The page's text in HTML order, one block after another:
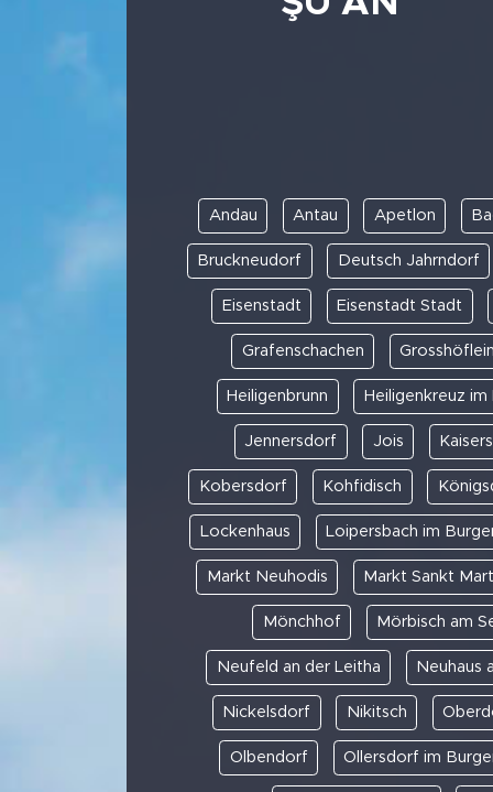
Andau Antau Apetlon
Bruckneudorf Deutsch Jahrndorf
Eisenstadt Eisenstadt Stadt
Grafenschachen
Heiligenbrunn Heiligenkreuz
Jennersdorf Jois
Kobersdorf Kohfidisch
Lockenhaus Loipersbach im
Markt Neuhodis Markt Sankt
Mönchhof Mörbisch am
Neufeld an der Leitha Neuhaus
Nickelsdorf Nikitsch
Olbendorf Ollersdorf im